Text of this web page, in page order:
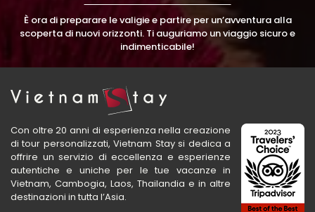
È ora di preparare le valigie e partire per un’avventura alla
scoperta di nuovi orizzonti. Ti auguriamo un viaggio sicuro e
indimenticabile!
Con oltre 20 anni di esperienza nella creazione
di tour personalizzati, Vietnam Stay si dedica a
offrire un servizio di eccellenza e esperienze
autentiche e uniche per le tue vacanze in
Vietnam, Cambogia, Laos, Thailandia e in altre
destinazioni in tutta l’Asia.